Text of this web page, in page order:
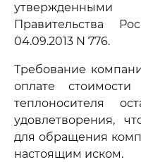
Правительства
04.09.2013 N 776.
Требование
оплате стоимости
теплоносителя
удовлетворения,
для обращения
настоящим иском.